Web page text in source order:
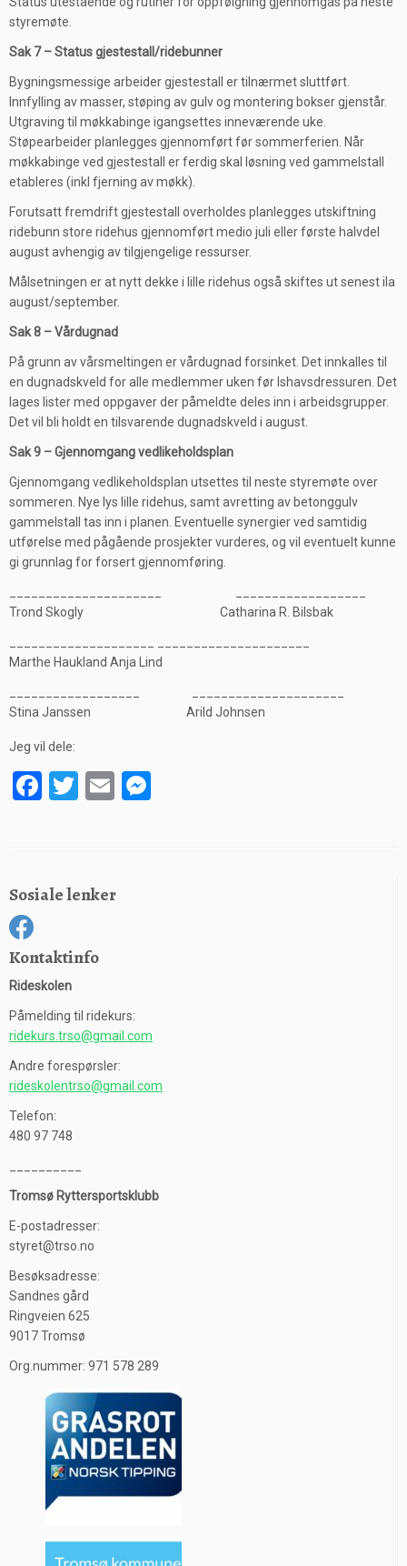
styremøte.
Sak 7 – Status gjestestall/ridebunner
Bygningsmessige arbeider gjestestall er tilnærmet sluttført.
Innfylling av masser, støping av gulv og montering bokser gjenstår.
Utgraving til møkkabinge igangsettes inneværende uke.
Støpearbeider planlegges gjennomført før sommerferien. Når
møkkabinge ved gjestestall er ferdig skal løsning ved gammelstall
etableres (inkl fjerning av møkk).
Forutsatt fremdrift gjestestall overholdes planlegges utskiftning
ridebunn store ridehus gjennomført medio juli eller første halvdel
august avhengig av tilgjengelige ressurser.
Målsetningen er at nytt dekke i lille ridehus også skiftes ut senest ila
august/september.
Sak 8 – Vårdugnad
På grunn av vårsmeltingen er vårdugnad forsinket. Det innkalles til
en dugnadskveld for alle medlemmer uken før Ishavsdressuren. Det
lages lister med oppgaver der påmeldte deles inn i arbeidsgrupper.
Det vil bli holdt en tilsvarende dugnadskveld i august.
Sak 9 – Gjennomgang vedlikeholdsplan
Gjennomgang vedlikeholdsplan utsettes til neste styremøte over
sommeren. Nye lys lille ridehus, samt avretting av betonggulv
gammelstall tas inn i planen. Eventuelle synergier ved samtidig
utførelse med pågående prosjekter vurderes, og vil eventuelt kunne
gi grunnlag for forsert gjennomføring.
Trond Skogly Catharina R. Bilsbak
Marthe Haukland Anja Lind
Stina Janssen Arild Johnsen
Jeg vil dele:
F
o
k
T
E
Sosiale lenker
Kontaktinfo
Rideskolen
Påmelding til ridekurs:
ridekurs.trso@gmail.com
Andre forespørsler:
rideskolentrso@gmail.com
Telefon:
480 97 748
Tromsø Ryttersportsklubb
E-postadresser:
styret@trso.no
Besøksadresse:
Sandnes gård
Ringveien 625
9017 Tromsø
Org.nummer: 971 578 289